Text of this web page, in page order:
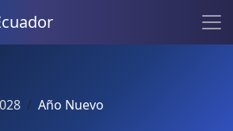
Año Nuevo